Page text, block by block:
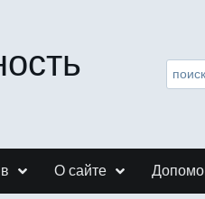
О сайте